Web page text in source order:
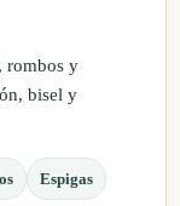
rombos y
bisel y
Espigas